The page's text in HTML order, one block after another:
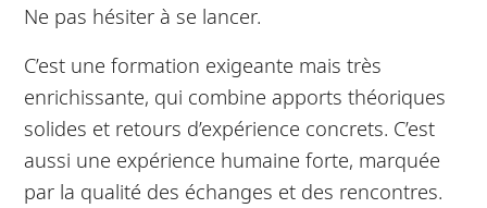
Ne pas hésiter à se lancer.
C’est une formation exigeante mais très
enrichissante, qui combine apports théoriques
solides et retours d’expérience concrets. C’est
aussi une expérience humaine forte, marquée
par la qualité des échanges et des rencontres.